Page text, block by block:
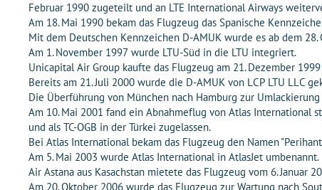
Februar 1990 zugeteilt und an LTE International Airways
Am 18. Mai 1990 bekam das Flugzeug das Spanische
Mit dem Deutschen Kennzeichen D-AMUK wurde es ab dem
Am 1. November 1997 wurde LTU-Süd in die LTU integriert.
Unicapital Air Group kaufte das Flugzeug am 21. Dezember
Bereits am 21. Juli 2000 wurde die D-AMUK von LCP LTU LLC
Die Überführung von München nach Hamburg zur
Am 10. Mai 2001 fand ein Abnahmeflug von Atlas International
und als TC-OGB in der Türkei zugelassen.
Bei Atlas International bekam das Flugzeug den Namen
Am 5. Mai 2003 wurde Atlas International in AtlasJet umbenannt.
Air Astana aus Kasachstan mietete das Flugzeug vom 6. Januar
Am 20. Oktober 2006 wurde das Flugzeug zur Wartung nach